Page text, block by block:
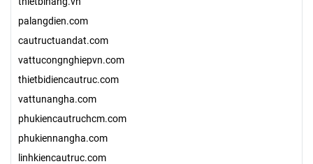
palangdien.com
cautructuandat.com
vattucongnghiepvn.com
thietbidiencautruc.com
vattunangha.com
phukiencautruchcm.com
phukiennangha.com
linhkiencautruc.com